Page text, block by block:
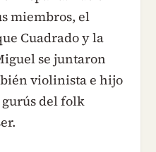
miembros, el
Cuadrado y la
se juntaron
violinista e hijo
gurús del folk